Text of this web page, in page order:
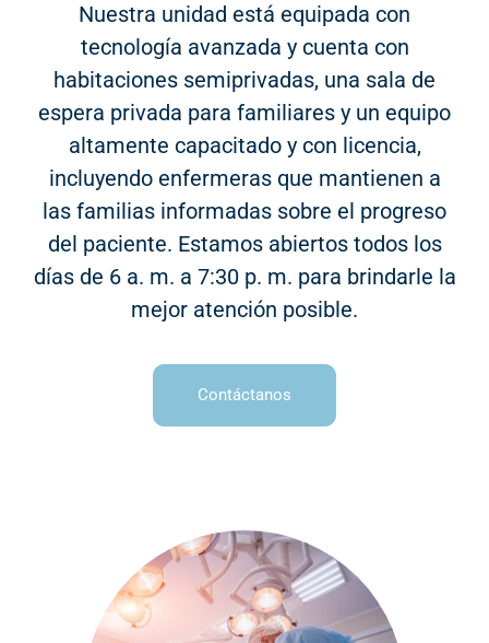
Nuestra unidad está equipada con
tecnología avanzada y cuenta con
habitaciones semiprivadas, una sala de
espera privada para familiares y un equipo
altamente capacitado y con licencia,
incluyendo enfermeras que mantienen a
las familias informadas sobre el progreso
del paciente. Estamos abiertos todos los
días de 6 a. m. a 7:30 p. m. para brindarle la
mejor atención posible.
Contáctanos